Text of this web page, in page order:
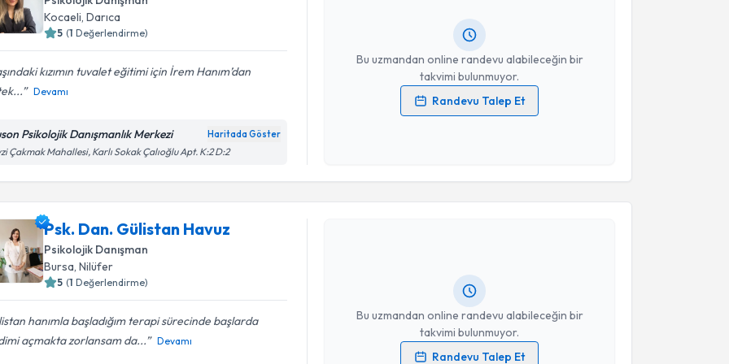
Kocaeli, Darıca
5 (1 Değerlendirme)
kızımın tuvalet eğitimi için İrem Hanım’dan
Devamı
Psikolojik Danışmanlık Merkezi Haritada Göster
Çakmak Mahallesi, Karlı Sokak Çalıoğlu Apt. K:2 D:2
Bu uzmandan online randevu alabileceğin bir
takvimi bulunmuyor.
Randevu Talep Et
Kişisel verilerimin işlenmesine ilişkinAydınlatma Metni
Takvim Talebini Gönder
Psk. Dan. Gülistan Havuz
Psikolojik Danışman
Bursa, Nilüfer
5 (1 Değerlendirme)
hanımla başladığım terapi sürecinde başlarda
açmakta zorlansam da...
Devamı
Bu uzmandan online randevu alabileceğin bir
takvimi bulunmuyor.
Randevu Talep Et